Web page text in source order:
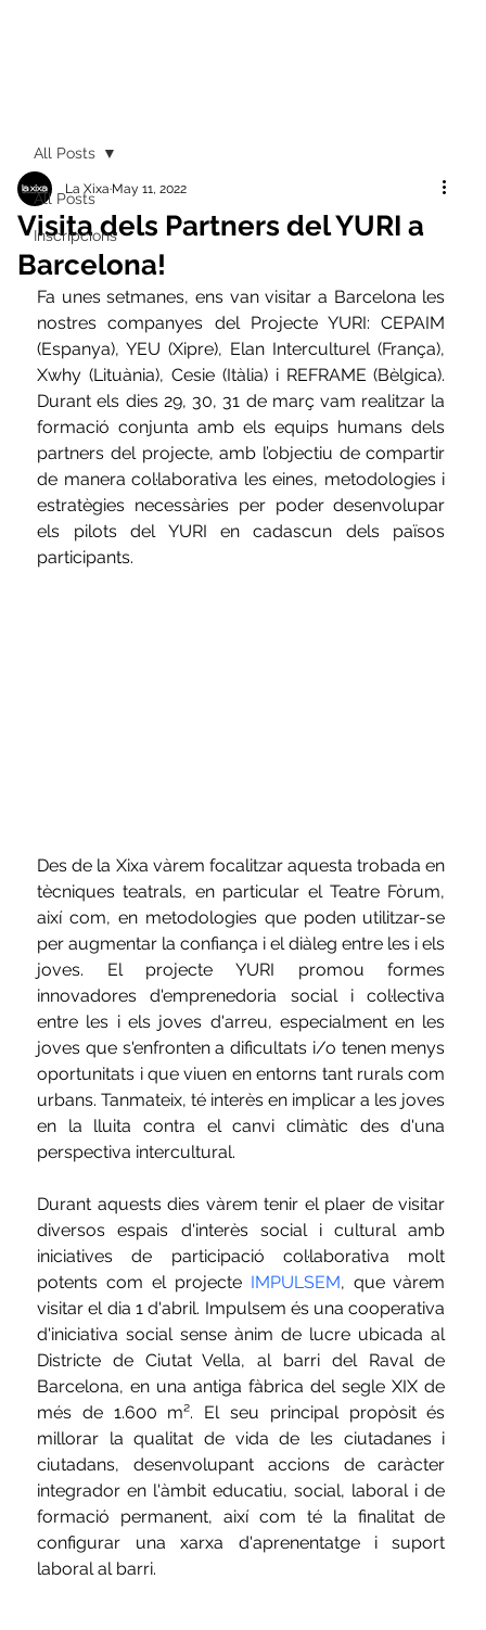
All Posts
Inscripcions
All Posts
Visita dels Partners del YURI a
Barcelona!
La Xixa May 11, 2022
Fa unes setmanes, ens van visitar a Barcelona les
nostres companyes del Projecte YURI: CEPAIM
(Espanya), YEU (Xipre), Elan Interculturel (França),
Xwhy (Lituània), Cesie (Itàlia) i REFRAME (Bèlgica).
Durant els dies 29, 30, 31 de març vam realitzar la
formació conjunta amb els equips humans dels
partners del projecte, amb l’objectiu de compartir
de manera col·laborativa les eines, metodologies i
estratègies necessàries per poder desenvolupar
els pilots del YURI en cadascun dels països
participants.
Des de la Xixa vàrem focalitzar aquesta trobada en
tècniques teatrals, en particular el Teatre Fòrum,
així com, en metodologies que poden utilitzar-se
per augmentar la confiança i el diàleg entre les i els
joves. El projecte YURI promou formes
innovadores d'emprenedoria social i col·lectiva
entre les i els joves d'arreu, especialment en les
joves que s'enfronten a dificultats i/o tenen menys
oportunitats i que viuen en entorns tant rurals com
urbans. Tanmateix, té interès en implicar a les joves
en la lluita contra el canvi climàtic des d'una
perspectiva intercultural.
Durant aquests dies vàrem tenir el plaer de visitar
diversos espais d'interès social i cultural amb
iniciatives de participació col·laborativa molt
potents com el projecte IMPULSEM, que vàrem
visitar el dia 1 d'abril. Impulsem és una cooperativa
d'iniciativa social sense ànim de lucre ubicada al
Districte de Ciutat Vella, al barri del Raval de
Barcelona, en una antiga fàbrica del segle XIX de
més de 1.600 m². El seu principal propòsit és
millorar la qualitat de vida de les ciutadanes i
ciutadans, desenvolupant accions de caràcter
integrador en l'àmbit educatiu, social, laboral i de
formació permanent, així com té la finalitat de
configurar una xarxa d'aprenentatge i suport
laboral al barri.